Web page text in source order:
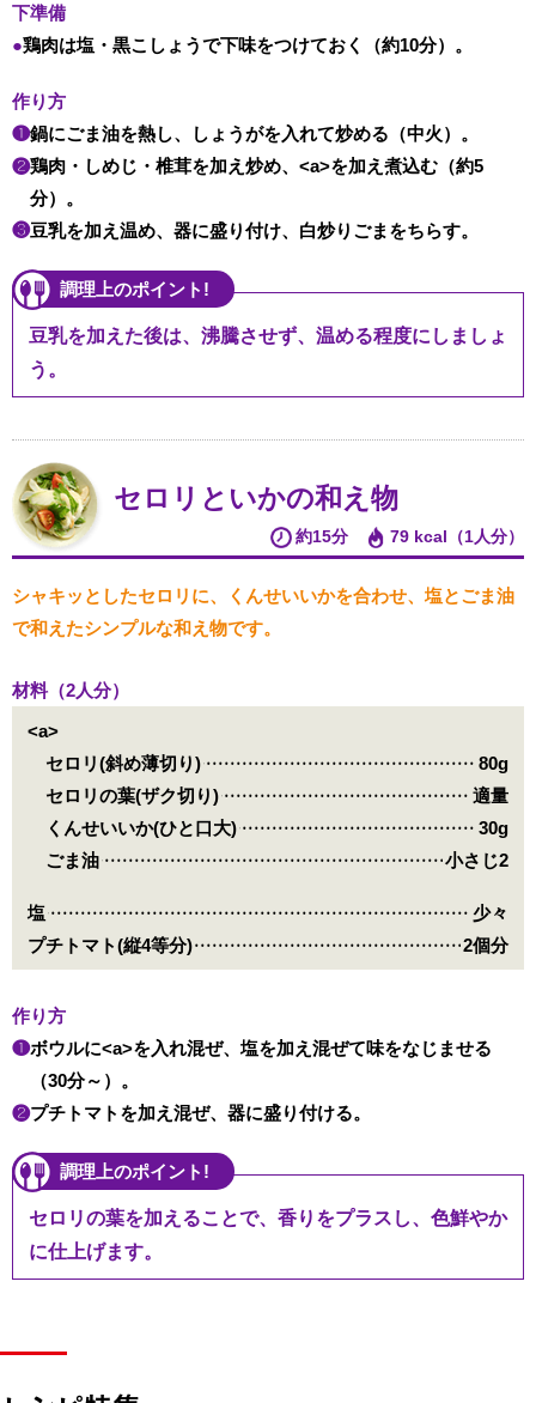
下準備
鶏肉は塩・黒こしょうで下味をつけておく（約10分）。
作り方
❶鍋にごま油を熱し、しょうがを入れて炒める（中火）。
❷鶏肉・しめじ・椎茸を加え炒め、<a>を加え煮込む（約5
分）。
❸豆乳を加え温め、器に盛り付け、白炒りごまをちらす。
調理上のポイント!
豆乳を加えた後は、沸騰させず、温める程度にしましょ
う。
セロリといかの和え物
約15分 79 kcal（1人分）
シャキッとしたセロリに、くんせいいかを合わせ、塩とごま油
で和えたシンプルな和え物です。
材料（2人分）
<a>
セロリ(斜め薄切り)
80g
セロリの葉(ザク切り)
適量
くんせいいか(ひと口大)
30g
ごま油
小さじ2
塩
少々
プチトマト(縦4等分)
2個分
作り方
❶ボウルに<a>を入れ混ぜ、塩を加え混ぜて味をなじませる
（30分～）。
❷プチトマトを加え混ぜ、器に盛り付ける。
調理上のポイント!
セロリの葉を加えることで、香りをプラスし、色鮮やか
に仕上げます。